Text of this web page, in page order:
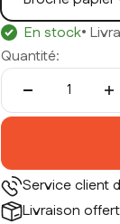
En stock•
Quantité:
Service client
Livraison